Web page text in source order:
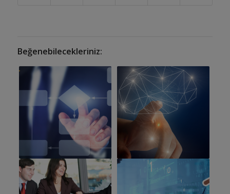
Beğenebilecekleriniz: